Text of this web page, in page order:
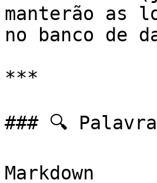
manterão as
no banco de
***
### 🔍
Markdown